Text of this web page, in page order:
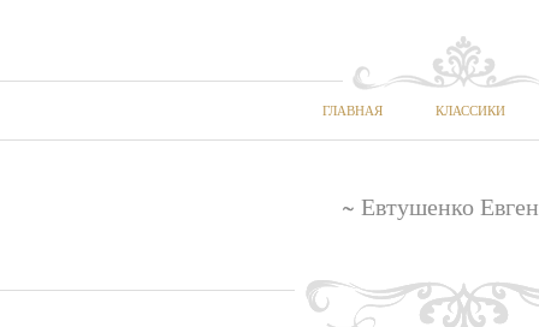
ГЛАВНАЯ КЛАССИКИ
~ Евтушенко